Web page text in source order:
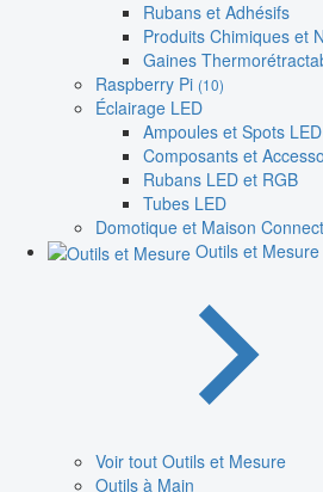
Rubans et Adhésifs
Produits Chimiques et
Gaines
Raspberry Pi (10)
Éclairage LED
Ampoules et Spots LED
Composants et
Rubans LED et RGB
Tubes LED
Domotique et Maison
Outils et Mesure
Voir tout Outils et Mesure
Outils à Main